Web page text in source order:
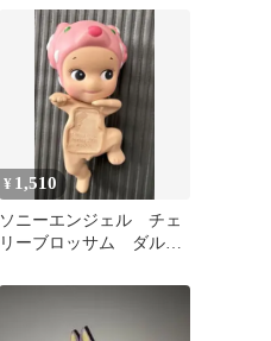
¥ 1,510
ソニーエンジェル チェ
リーブロッサム ダルメ